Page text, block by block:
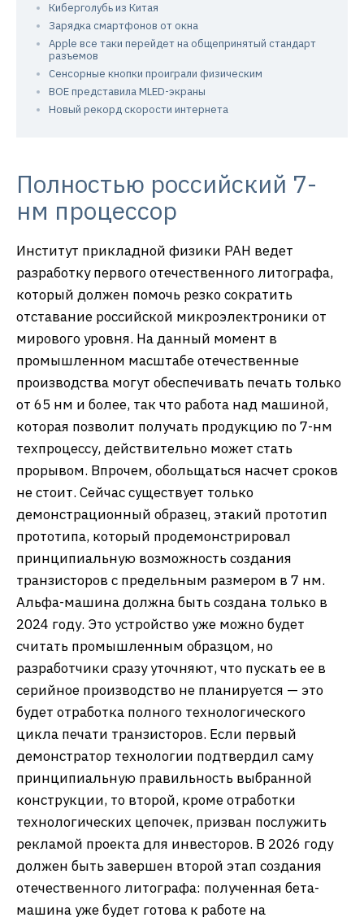
Киберголубь из Китая
Зарядка смартфонов от окна
Apple все таки перейдет на общепринятый стандарт
разъемов
Сенсорные кнопки проиграли физическим
ВОЕ представила MLED-экраны
Новый рекорд скорости интернета
Полностью российский 7-
нм процессор
Институт прикладной физики РАН ведет
разработку первого отечественного литографа,
который должен помочь резко сократить
отставание российской микроэлектроники от
мирового уровня. На данный момент в
промышленном масштабе отечественные
производства могут обеспечивать печать только
от 65 нм и более, так что работа над машиной,
которая позволит получать продукцию по 7-нм
техпроцессу, действительно может стать
прорывом. Впрочем, обольщаться насчет сроков
не стоит. Сейчас существует только
демонстрационный образец, этакий прототип
прототипа, который продемонстрировал
принципиальную возможность создания
транзисторов с предельным размером в 7 нм.
Альфа-машина должна быть создана только в
2024 году. Это устройство уже можно будет
считать промышленным образцом, но
разработчики сразу уточняют, что пускать ее в
серийное производство не планируется — это
будет отработка полного технологического
цикла печати транзисторов. Если первый
демонстратор технологии подтвердил саму
принципиальную правильность выбранной
конструкции, то второй, кроме отработки
технологических цепочек, призван послужить
рекламой проекта для инвесторов. В 2026 году
должен быть завершен второй этап создания
отечественного литографа: полученная бета-
машина уже будет готова к работе на